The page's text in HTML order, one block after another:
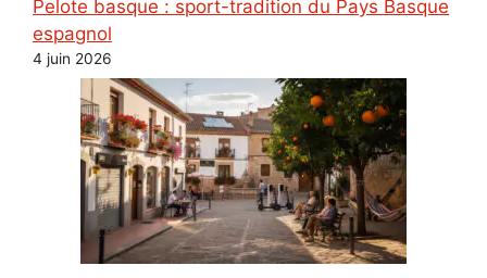
Pelote basque : sport-tradition du Pays Basque
espagnol
4 juin 2026